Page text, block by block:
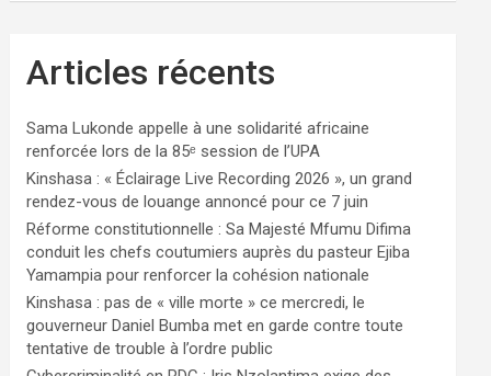
Articles récents
Sama Lukonde appelle à une solidarité africaine
renforcée lors de la 85ᵉ session de l’UPA
Kinshasa : « Éclairage Live Recording 2026 », un grand
rendez-vous de louange annoncé pour ce 7 juin
Réforme constitutionnelle : Sa Majesté Mfumu Difima
conduit les chefs coutumiers auprès du pasteur Ejiba
Yamampia pour renforcer la cohésion nationale
Kinshasa : pas de « ville morte » ce mercredi, le
gouverneur Daniel Bumba met en garde contre toute
tentative de trouble à l’ordre public